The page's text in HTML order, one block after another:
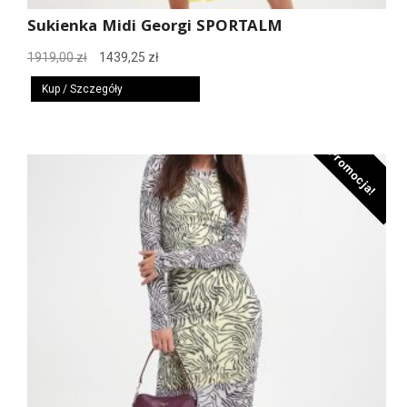
Sukienka Midi Georgi SPORTALM
1919,00zł
Pierwotna
cena
wynosiła:
1439,25 złAktualna
cena
wynosi:
Kup / Szczegóły
Promocja!